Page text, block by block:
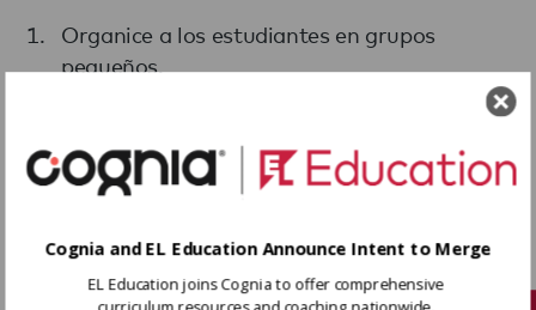
Organice a los estudiantes en grupos
pequeños.
Plantee o muestre una pregunta o estímulo.
Indique a los estudiantes que para
comenzar la conversación un voluntario del
estímulo, ofreciendo sus ideas al grupo.
Cognia and EL Education Announce Intent to Merge
EL Education joins Cognia to offer comprehensive